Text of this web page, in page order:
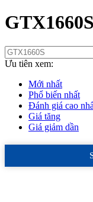
GTX1660S
Ưu tiên xem:
Mới nhất
Phổ biến nhất
Đánh giá cao
Giá tăng
Giá giảm dần